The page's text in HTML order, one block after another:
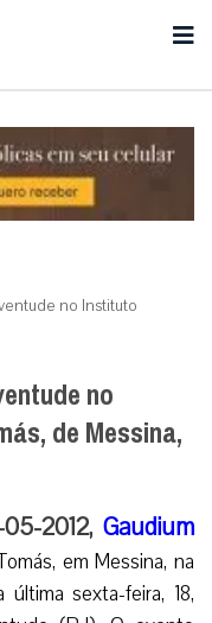
no Instituto
no
de Messina,
2012, Gaudium
em Messina, na
última sexta-feira, 18,